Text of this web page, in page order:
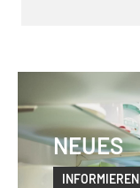
NEUES
INFORMIEREN